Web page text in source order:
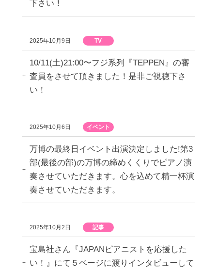
下さい！
2025年10月9日 TV
10/11(土)21:00〜フジ系列『TEPPEN』の審
査員をさせて頂きました！是非ご視聴下さ
い！
2025年10月6日 イベント
万博の最終日イベント出演決定しました!第3
部(最後の部)の万博の締めくくりでピアノ演
奏させていただきます。心を込めて精一杯演
奏させていただきます。
2025年10月2日 記事
宝島社さん『JAPANピアニストを応援した
い！』にて５ページに渡りインタビューして